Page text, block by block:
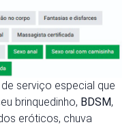
serviço especial que
brinquedinho, BDSM,
eróticos, chuva